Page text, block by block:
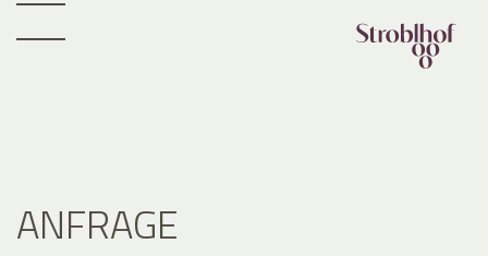
ANFRAGE